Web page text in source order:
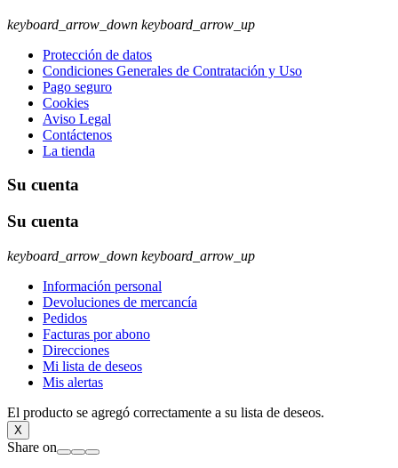
keyboard_arrow_down keyboard_arrow_up
Protección de datos
Condiciones Generales de Contratación y Uso
Pago seguro
Cookies
Aviso Legal
Contáctenos
La tienda
Su cuenta
Su cuenta
keyboard_arrow_down keyboard_arrow_up
Información personal
Devoluciones de mercancía
Pedidos
Facturas por abono
Direcciones
Mi lista de deseos
Mis alertas
El producto se agregó correctamente a su lista de deseos.
X
Share on